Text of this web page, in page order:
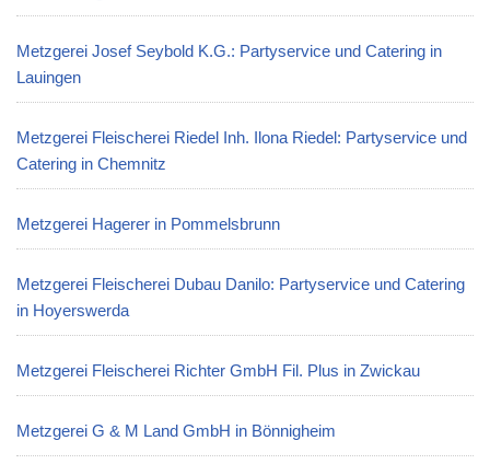
Metzgerei Josef Seybold K.G.: Partyservice und Catering in
Lauingen
Metzgerei Fleischerei Riedel Inh. Ilona Riedel: Partyservice und
Catering in Chemnitz
Metzgerei Hagerer in Pommelsbrunn
Metzgerei Fleischerei Dubau Danilo: Partyservice und Catering
in Hoyerswerda
Metzgerei Fleischerei Richter GmbH Fil. Plus in Zwickau
Metzgerei G & M Land GmbH in Bönnigheim